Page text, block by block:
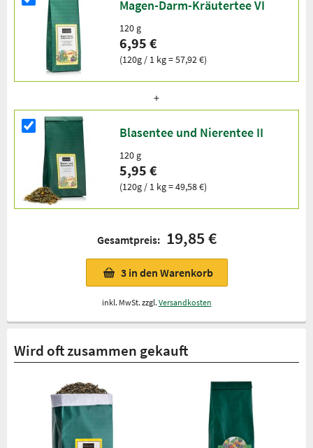
Magen-Darm-Kräutertee VI
120 g
6,95 €
(120g / 1 kg = 57,92 €)
Blasentee und Nierentee II
120 g
5,95 €
(120g / 1 kg = 49,58 €)
Gesamtpreis: 19,85 €
3 in den Warenkorb
inkl. MwSt. zzgl. Versandkosten
Wird oft zusammen gekauft